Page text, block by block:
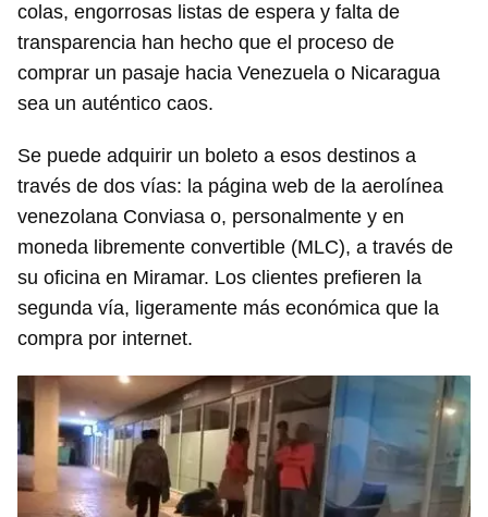
colas, engorrosas listas de espera y falta de
transparencia han hecho que el proceso de
comprar un pasaje hacia Venezuela o Nicaragua
sea un auténtico caos.
Se puede adquirir un boleto a esos destinos a
través de dos vías: la página web de la aerolínea
venezolana Conviasa o, personalmente y en
moneda libremente convertible (MLC), a través de
su oficina en Miramar. Los clientes prefieren la
segunda vía, ligeramente más económica que la
compra por internet.